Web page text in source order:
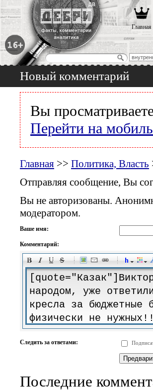
Главная
Новый комментарий
Вы
Перейти на
Главная >> Политика, Власть
Отправляя сообщение, Вы
Вы не авторизованы.
модератором.
Ваше имя:
Комментарий:
-
-
-
-
-
-
-
-
-
-
-
-
-
Следить за ответами:
Последние